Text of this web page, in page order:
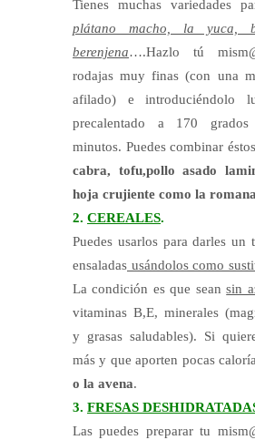
Tienes muchas variedades
plátano macho, la yuca,
berenjena….Hazlo tú
rodajas muy finas (con una
afilado) e introduciéndolo
precalentado a 170
minutos. Puedes combinar
cabra, tofu,pollo asado
hoja crujiente como la
2. CEREALES.
Puedes usarlos para darles un
ensaladas usándolos como
La condición es que seansin
vitaminas B,E, minerales
y grasas saludables). Si
más y que aporten pocas
o la avena.
3. FRESAS
Las puedes preparar tu